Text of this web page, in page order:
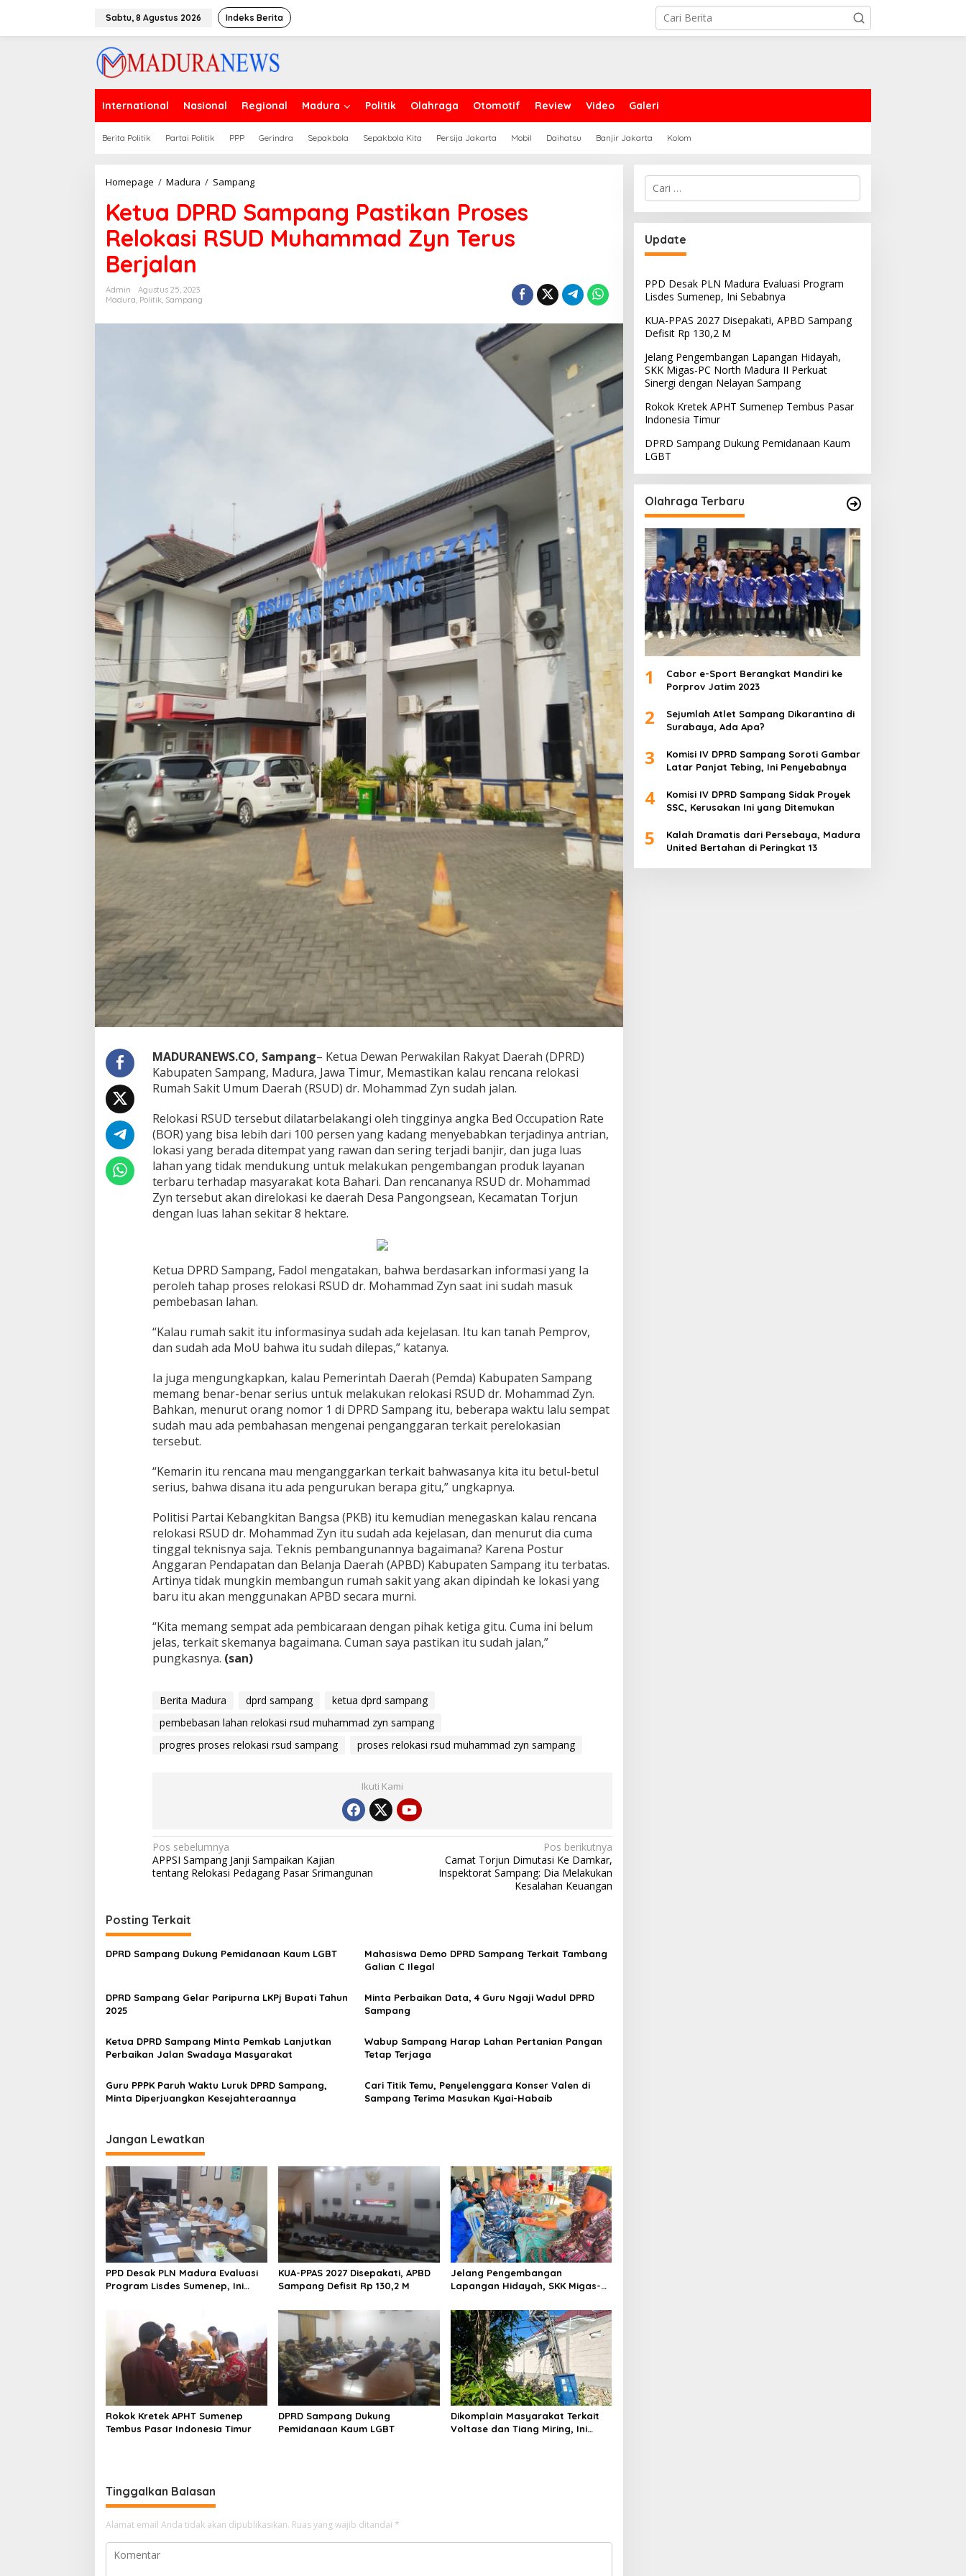
Sabtu, 8 Agustus 2026 Indeks Berita
International Nasional Regional Madura Politik Olahraga Otomotif Review Video Galeri
Berita Politik Partai Politik PPP Gerindra Sepakbola Sepakbola Kita Persija Jakarta Mobil Daihatsu Banjir Jakarta Kolom
Homepage / Madura / SampangKetua
Sampang
Pastikan
Proses
Relokasi
Ketua DPRD Sampang Pastikan Proses
Relokasi RSUD Muhammad Zyn Terus
Berjalan
Admin
Agustus 25, 2023
Madura, Politik, Sampang
MADURANEWS.CO, Sampang– Ketua Dewan Perwakilan Rakyat Daerah (DPRD)
Kabupaten Sampang, Madura, Jawa Timur, Memastikan kalau rencana relokasi
Rumah Sakit Umum Daerah (RSUD) dr. Mohammad Zyn sudah jalan.
Relokasi RSUD tersebut dilatarbelakangi oleh tingginya angka Bed Occupation Rate
(BOR) yang bisa lebih dari 100 persen yang kadang menyebabkan terjadinya antrian,
lokasi yang berada ditempat yang rawan dan sering terjadi banjir, dan juga luas
lahan yang tidak mendukung untuk melakukan pengembangan produk layanan
terbaru terhadap masyarakat kota Bahari. Dan rencananya RSUD dr. Mohammad
Zyn tersebut akan direlokasi ke daerah Desa Pangongsean, Kecamatan Torjun
dengan luas lahan sekitar 8 hektare.
Ketua DPRD Sampang, Fadol mengatakan, bahwa berdasarkan informasi yang Ia
peroleh tahap proses relokasi RSUD dr. Mohammad Zyn saat ini sudah masuk
pembebasan lahan.
“Kalau rumah sakit itu informasinya sudah ada kejelasan. Itu kan tanah Pemprov,
dan sudah ada MoU bahwa itu sudah dilepas,” katanya.
Ia juga mengungkapkan, kalau Pemerintah Daerah (Pemda) Kabupaten Sampang
memang benar-benar serius untuk melakukan relokasi RSUD dr. Mohammad Zyn.
Bahkan, menurut orang nomor 1 di DPRD Sampang itu, beberapa waktu lalu sempat
sudah mau ada pembahasan mengenai penganggaran terkait perelokasian
tersebut.
“Kemarin itu rencana mau menganggarkan terkait bahwasanya kita itu betul-betul
serius, bahwa disana itu ada pengurukan berapa gitu,” ungkapnya.
Politisi Partai Kebangkitan Bangsa (PKB) itu kemudian menegaskan kalau rencana
relokasi RSUD dr. Mohammad Zyn itu sudah ada kejelasan, dan menurut dia cuma
tinggal teknisnya saja. Teknis pembangunannya bagaimana? Karena Postur
Anggaran Pendapatan dan Belanja Daerah (APBD) Kabupaten Sampang itu terbatas.
Artinya tidak mungkin membangun rumah sakit yang akan dipindah ke lokasi yang
baru itu akan menggunakan APBD secara murni.
“Kita memang sempat ada pembicaraan dengan pihak ketiga gitu. Cuma ini belum
jelas, terkait skemanya bagaimana. Cuman saya pastikan itu sudah jalan,”
pungkasnya. (san)
Berita Madura dprd sampang
ketua dprd sampang
pembebasan lahan relokasi rsud muhammad zyn sampang
progres proses relokasi rsud sampang
proses relokasi rsud muhammad zyn sampang
Ikuti Kami
Navigasi
pos
Pos sebelumnya
APPSI Sampang Janji Sampaikan Kajian
tentang Relokasi Pedagang Pasar Srimangunan
Pos berikutnya
Camat Torjun Dimutasi Ke Damkar,
Inspektorat Sampang: Dia Melakukan
Kesalahan Keuangan
Posting Terkait
DPRD Sampang Dukung Pemidanaan Kaum LGBT
Mahasiswa Demo DPRD Sampang Terkait Tambang
Galian C Ilegal
DPRD Sampang Gelar Paripurna LKPj Bupati Tahun
2025
Minta Perbaikan Data, 4 Guru Ngaji Wadul DPRD
Sampang
Ketua DPRD Sampang Minta Pemkab Lanjutkan
Perbaikan Jalan Swadaya Masyarakat
Wabup Sampang Harap Lahan Pertanian Pangan
Tetap Terjaga
Guru PPPK Paruh Waktu Luruk DPRD Sampang,
Minta Diperjuangkan Kesejahteraannya
Cari Titik Temu, Penyelenggara Konser Valen di
Sampang Terima Masukan Kyai-Habaib
Jangan Lewatkan
PPD Desak PLN Madura Evaluasi
Program Lisdes Sumenep, Ini
KUA-PPAS 2027 Disepakati, APBD
Sampang Defisit Rp 130,2 M
Jelang Pengembangan
Lapangan Hidayah, SKK Migas-
Sinergi dengan Nelayan
Sampang
Rokok Kretek APHT Sumenep
Tembus Pasar Indonesia Timur
DPRD Sampang Dukung
Pemidanaan Kaum LGBT
Dikomplain Masyarakat Terkait
Voltase dan Tiang Miring, Ini
Tinggalkan Balasan
Alamat email Anda tidak akan dipublikasikan. Ruas yang wajib ditandai *
Cari
untuk:
Update
PPD Desak PLN Madura Evaluasi Program
Lisdes Sumenep, Ini Sebabnya
KUA-PPAS 2027 Disepakati, APBD Sampang
Defisit Rp 130,2 M
Jelang Pengembangan Lapangan Hidayah,
SKK Migas-PC North Madura II Perkuat
Sinergi dengan Nelayan Sampang
Rokok Kretek APHT Sumenep Tembus Pasar
Indonesia Timur
DPRD Sampang Dukung Pemidanaan Kaum
LGBT
Olahraga Terbaru
1
Cabor e-Sport Berangkat Mandiri ke
Porprov Jatim 2023
2
Sejumlah Atlet Sampang Dikarantina di
Surabaya, Ada Apa?
3
Komisi IV DPRD Sampang Soroti Gambar
Latar Panjat Tebing, Ini Penyebabnya
4
Komisi IV DPRD Sampang Sidak Proyek
SSC, Kerusakan Ini yang Ditemukan
5
Kalah Dramatis dari Persebaya, Madura
United Bertahan di Peringkat 13